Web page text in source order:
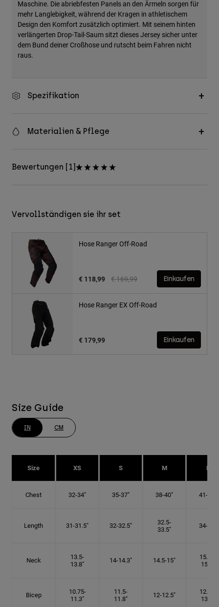
Maschine. Die abriebfesten Panels an den Ärmeln sorgen für
mehr Langlebigkeit, während der Kragen in athletischem
Design den Komfort zusätzlich optimiert. Mit seinem hinten
verlängerten Drop-Tail-Saum sitzt dieses Jersey sicher unter
dem Bund deiner Croßhose und rutscht beim Fahren nicht
raus.
Spezifikation
Materialien & Pflege
Bewertungen [1]
Vervollständigen sie ihr set
Hose Ranger Off-Road
Price reduced from
€ 169,99to
€ 118,99 Einkaufen
Hose Ranger EX Off-Road
€ 179,99 Einkaufen
Size Guide
IN CM
Size XS S M L
Chest 32-34" 35-37" 38-40" 41-43"
Length 31-31.5" 32-32.5"
32.5-
33.5"
34-35"
Neck
13.5-
13.8"
14-14.3" 14.5-15"
15.25-
15.5"
Bicep
10.75-
11.3"
11.5-
11.8"
12-12.5"
12.75-
13.3"